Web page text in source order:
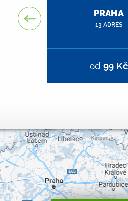
PRAHA
13 ADRES
od99 Kč